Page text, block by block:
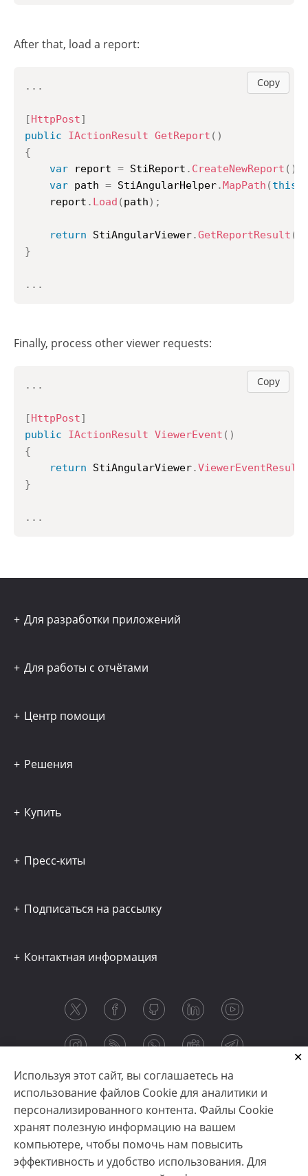
After that, load a report:
Copy
.. .
[HttpPost]
public
IActionResult GetReport ( )
{
var report = StiReport . CreateNewReport ( )
var path = StiAngularHelper.MapPath (this
	report
. Load (path) ;
return StiAngularViewer.GetReportResult (
}
.. .
Finally, process other viewer requests:
Copy
.. .
[HttpPost]
public
IActionResult ViewerEvent ( )
{
return StiAngularViewer.ViewerEventResult
}
.. .
Используя этот сайт, вы соглашаетесь на
использование файлов Cookie для аналитики и
персонализированного контента. Файлы Cookie
хранят полезную информацию на вашем
компьютере, чтобы помочь нам повысить
эффективность и удобство использования. Для
Для разработки приложений
Для работы с отчётами
Центр помощи
Решения
Купить
Пресс-киты
Подписаться на рассылку
Контактная информация